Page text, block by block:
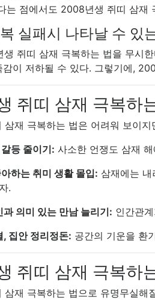
는 점에서도 2008년생 쥐띠 삼재
실패시 나타날 수 있
쥐띠 삼재 극복하는 법을 무시
감이 저하될 수 있다. 그렇기에,
쥐띠 삼재 극복하
재 극복하는 법은 어려워 보이
등 줄이기: 사소한 언쟁도 삼재
하는 취미 생활 몰입: 삼재에는
.
과 의미 있는 만남 늘리기: 인간관
, 집안 정리정돈: 공간의 기운을 환
쥐띠 삼재 극복하
재 극복하는 법으로 유명무실해